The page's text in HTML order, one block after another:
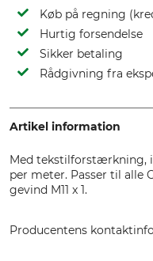
Køb på regning
Hurtig forsendelse
Sikker betaling
Rådgivning fra
Artikel information
Med tekstilforstærkning,
per meter. Passer til alle
gevind M11 x 1.
Producentens